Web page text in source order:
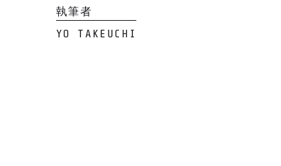
執筆者
YO TAKEUCHI